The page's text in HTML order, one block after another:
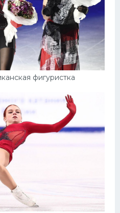
фигуристка